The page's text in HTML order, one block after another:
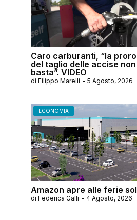
Caro carburanti, “la
del taglio delle accise non
basta”. VIDEO
di Filippo Marelli - 5 Agosto, 2026
ECONOMIA
Amazon apre alle ferie
di Federica Galli - 4 Agosto, 2026